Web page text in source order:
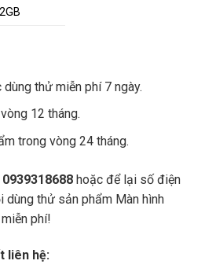
thử miễn phí 7 ngày.
12 tháng.
trong vòng 24 tháng.
0939318688 hoặc để lại số điện
dùng thử sản phẩm Màn hình
phí!
liên hệ: